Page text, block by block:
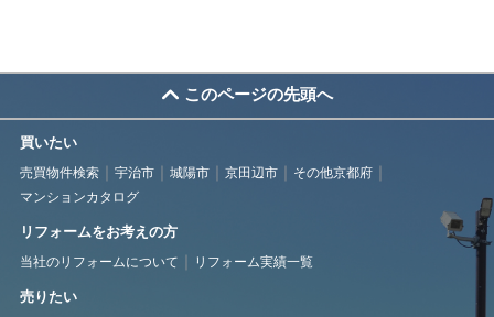
このページの先頭へ
買いたい
売買物件検索 宇治市 城陽市 京田辺市
その他京都府
マンションカタログ
リフォームをお考えの方
当社のリフォームについて リフォーム実績一覧
売りたい